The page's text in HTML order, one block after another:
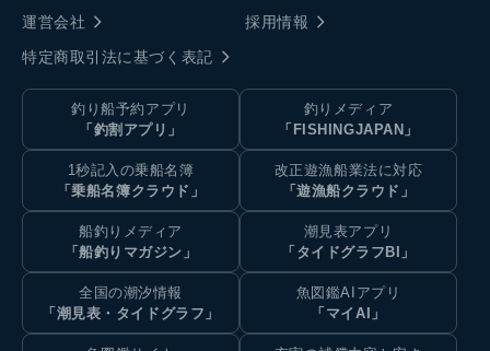
運営会社
採用情報
特定商取引法に基づく表記
釣り船予約アプリ
「釣割アプリ」
釣りメディア
「FISHINGJAPAN」
1秒記入の乗船名簿
「乗船名簿クラウド」
改正遊漁船業法に対応
「遊漁船クラウド」
船釣りメディア
「船釣りマガジン」
潮見表アプリ
「タイドグラフBI」
全国の潮汐情報
「潮見表・タイドグラフ」
魚図鑑AIアプリ
「マイAI」